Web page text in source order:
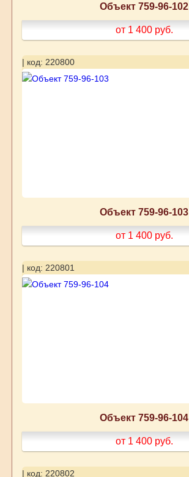
Объект 759-96-102
от 1 400 руб.
| код: 220800
Объект 759-96-103
от 1 400 руб.
| код: 220801
Объект 759-96-104
от 1 400 руб.
| код: 220802